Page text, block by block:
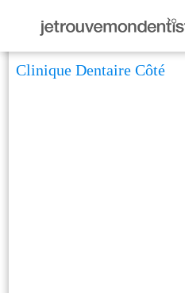
Clinique Dentaire Côté